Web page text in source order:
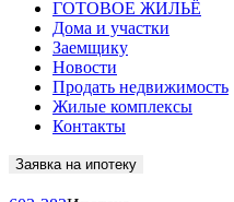
ГОТОВОЕ ЖИЛЬЁ
Дома и участки
Заемщику
Новости
Продать недвижимость
Жилые комплексы
Контакты
Заявка на ипотеку